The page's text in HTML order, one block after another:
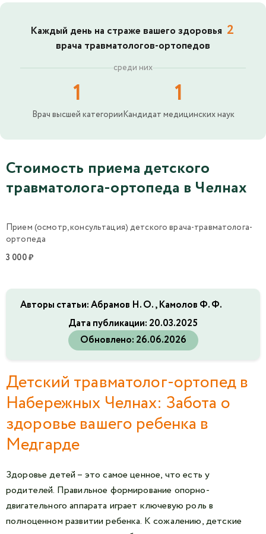
Каждый день на страже вашего здоровья 2
врача травматологов-ортопедов
среди них
1
Врач высшей категории
1
Кандидат медицинских наук
Стоимость приема детского
травматолога-ортопеда в Челнах
Прием (осмотр, консультация) детского врача-травматолога-
ортопеда
3 000 ₽
Авторы статьи: Абрамов Н. О., Камолов Ф. Ф.
Дата публикации: 20.03.2025
Обновлено: 26.06.2026
Детский травматолог-ортопед в
Набережных Челнах: Забота о
здоровье вашего ребенка в
Медгарде
Здоровье детей – это самое ценное, что есть у
родителей. Правильное формирование опорно-
двигательного аппарата играет ключевую роль в
полноценном развитии ребенка. К сожалению, детские